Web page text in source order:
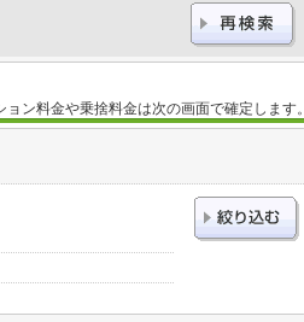
ン料金や乗捨料金は次の画面で確定します。